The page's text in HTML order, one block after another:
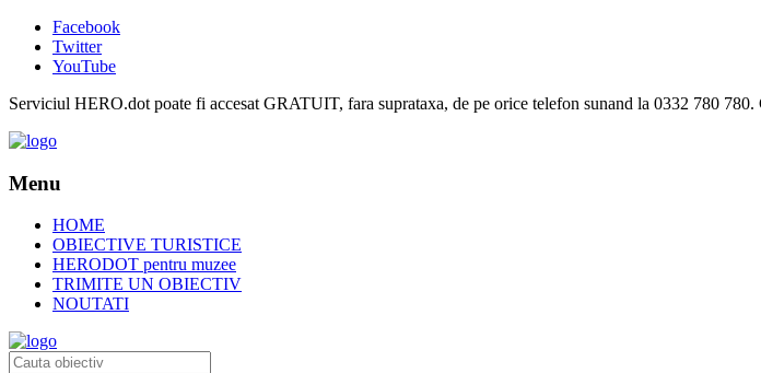
Facebook
Twitter
YouTube
Serviciul HERO.dot poate fi accesat GRATUIT, fara suprataxa, de pe orice telefon sunand la 0332 780
Menu
HOME
OBIECTIVE TURISTICE
HERODOT pentru muzee
TRIMITE UN OBIECTIV
NOUTATI